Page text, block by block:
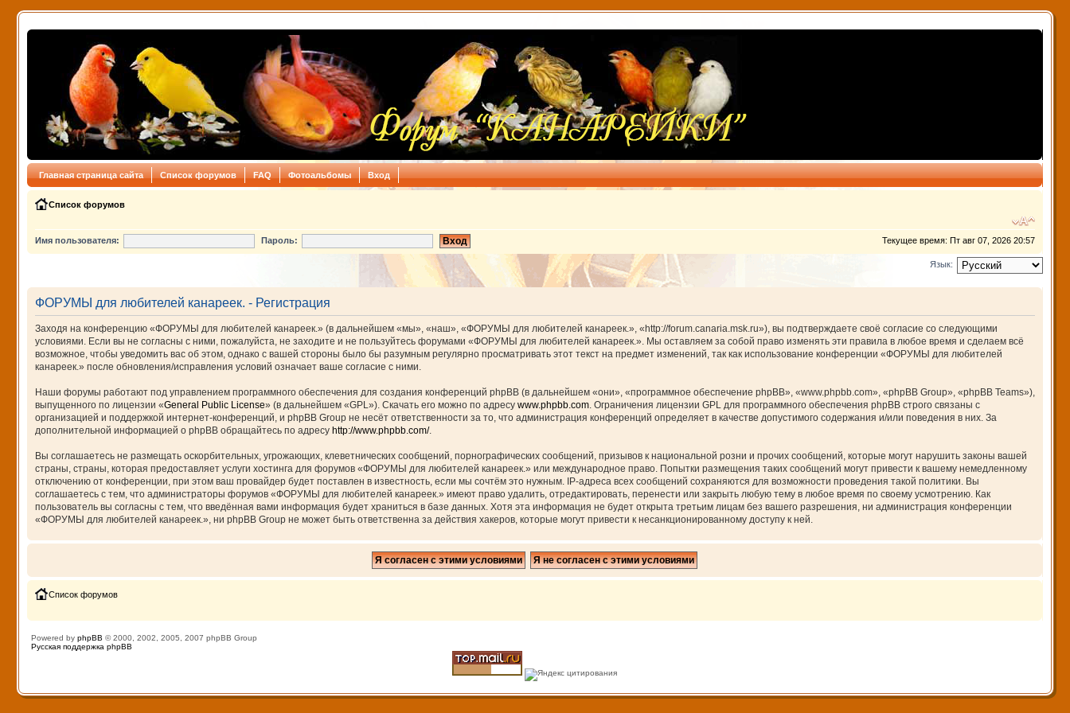
Главная страница сайта Список форумов FAQ Фотоальбомы Вход
Список форумов
Текущее время: Пт авг 07, 2026 20:57
Имя пользователя: Пароль:
Язык:
ФОРУМЫ для любителей канареек. - Регистрация
Заходя на конференцию «ФОРУМЫ для любителей канареек.» (в дальнейшем «мы», «наш», «ФОРУМЫ для любителей канареек.», «http://forum.canaria.msk.ru»), вы подтверждаете своё согласие со следующими
условиями. Если вы не согласны с ними, пожалуйста, не заходите и не пользуйтесь форумами «ФОРУМЫ для любителей канареек.». Мы оставляем за собой право изменять эти правила в любое время и сделаем всё
возможное, чтобы уведомить вас об этом, однако с вашей стороны было бы разумным регулярно просматривать этот текст на предмет изменений, так как использование конференции «ФОРУМЫ для любителей
канареек.» после обновления/исправления условий означает ваше согласие с ними.
Наши форумы работают под управлением программного обеспечения для создания конференций phpBB (в дальнейшем «они», «программное обеспечение phpBB», «www.phpbb.com», «phpBB Group», «phpBB Teams»),
выпущенного по лицензии «General Public License» (в дальнейшем «GPL»). Скачать его можно по адресу www.phpbb.com. Ограничения лицензии GPL для программного обеспечения phpBB строго связаны с
организацией и поддержкой интернет-конференций, и phpBB Group не несёт ответственности за то, что администрация конференций определяет в качестве допустимого содержания и/или поведения в них. За
дополнительной информацией о phpBB обращайтесь по адресу http://www.phpbb.com/.
Вы соглашаетесь не размещать оскорбительных, угрожающих, клеветнических сообщений, порнографических сообщений, призывов к национальной розни и прочих сообщений, которые могут нарушить законы вашей
страны, страны, которая предоставляет услуги хостинга для форумов «ФОРУМЫ для любителей канареек.» или международное право. Попытки размещения таких сообщений могут привести к вашему немедленному
отключению от конференции, при этом ваш провайдер будет поставлен в известность, если мы сочтём это нужным. IP-адреса всех сообщений сохраняются для возможности проведения такой политики. Вы
соглашаетесь с тем, что администраторы форумов «ФОРУМЫ для любителей канареек.» имеют право удалить, отредактировать, перенести или закрыть любую тему в любое время по своему усмотрению. Как
пользователь вы согласны с тем, что введённая вами информация будет храниться в базе данных. Хотя эта информация не будет открыта третьим лицам без вашего разрешения, ни администрация конференции
«ФОРУМЫ для любителей канареек.», ни phpBB Group не может быть ответственна за действия хакеров, которые могут привести к несанкционированному доступу к ней.
Список форумов
Powered by phpBB © 2000, 2002, 2005, 2007 phpBB Group
Русская поддержка phpBB